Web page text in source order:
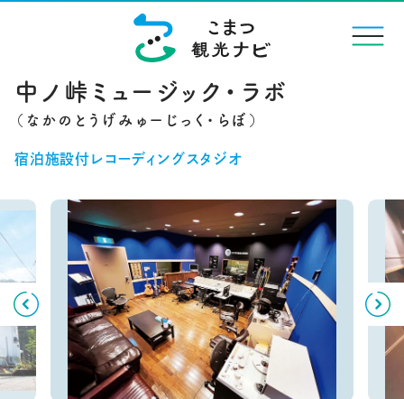
menu
中ノ峠ミュージック・ラボ
宿泊施設付レコーディングスタジオ
Previous Next